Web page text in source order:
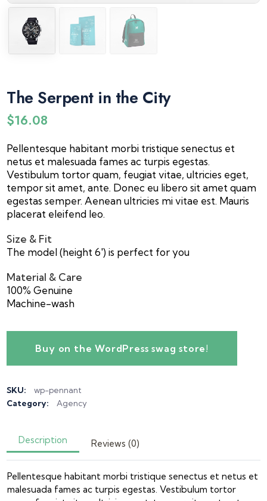
The Serpent in the City
$16.08
Pellentesque habitant morbi tristique senectus et
netus et malesuada fames ac turpis egestas.
Vestibulum tortor quam, feugiat vitae, ultricies eget,
tempor sit amet, ante. Donec eu libero sit amet quam
egestas semper. Aenean ultricies mi vitae est. Mauris
placerat eleifend leo.
Size & Fit
The model (height 6′) is perfect for you
Material & Care
100% Genuine
Machine-wash
Buy on the WordPress swag store!
SKU:
wp-pennant
Category:
Agency
Description Reviews (0)
Pellentesque habitant morbi tristique senectus et netus et
malesuada fames ac turpis egestas. Vestibulum tortor